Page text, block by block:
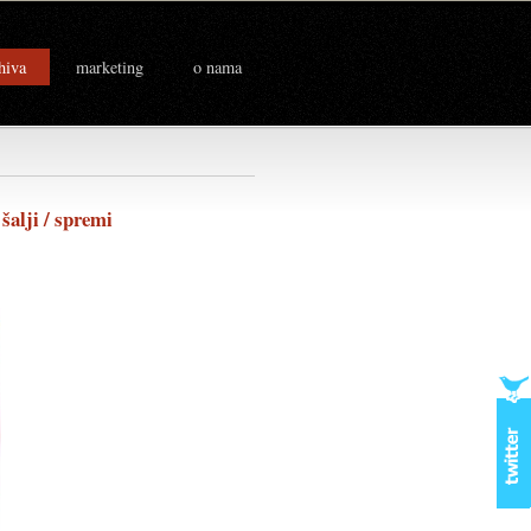
marketing o nama